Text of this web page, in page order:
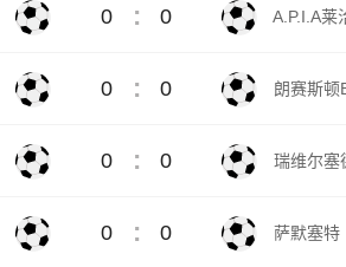
0 : 0 A.P.I.A莱
0 : 0 朗赛斯顿
0 : 0 瑞维尔塞
0 : 0 萨默塞特